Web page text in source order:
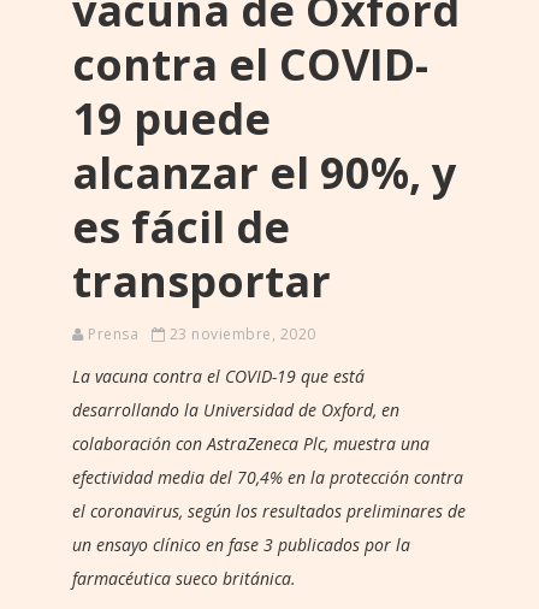
contra el COVID-
19 puede
alcanzar el 90%, y
es fácil de
transportar
Prensa 23 noviembre, 2020
La vacuna contra el COVID-19 que está
desarrollando la Universidad de Oxford, en
colaboración con AstraZeneca Plc, muestra una
efectividad media del 70,4% en la protección contra
el coronavirus, según los resultados preliminares de
un ensayo clínico en fase 3 publicados por la
farmacéutica sueco británica.